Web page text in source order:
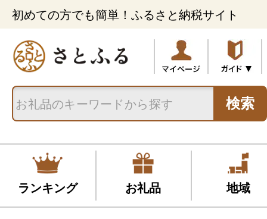
初めての方でも簡単！ふるさと納税サイト
検索
ランキング お礼品 地域